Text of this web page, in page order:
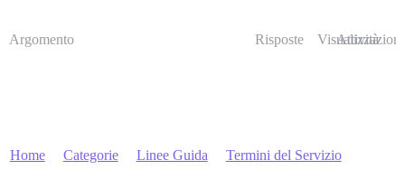
Argomento Risposte Visualizzazioni
Attività
Home Categorie Linee Guida Termini del Servizio